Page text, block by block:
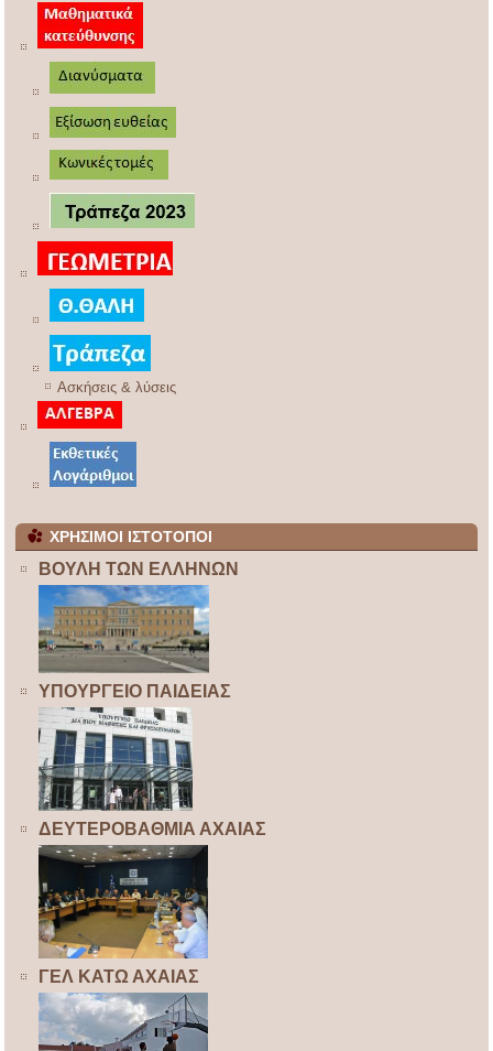
Ασκήσεις & λύσεις
ΧΡΗΣΙΜΟΙ ΙΣΤΟΤΟΠΟΙ
ΒΟΥΛΗ ΤΩΝ ΕΛΛΗΝΩΝ
ΥΠΟΥΡΓΕΙΟ ΠΑΙΔΕΙΑΣ
ΔΕΥΤΕΡΟΒΑΘΜΙΑ ΑΧΑΙΑΣ
ΓΕΛ ΚΑΤΩ ΑΧΑΙΑΣ